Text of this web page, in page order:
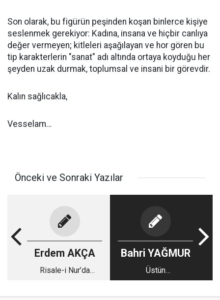
​Son olarak, bu figürün peşinden koşan binlerce kişiye
seslenmek gerekiyor: Kadına, insana ve hiçbir canlıya
değer vermeyen; kitleleri aşağılayan ve hor gören bu
tip karakterlerin "sanat" adı altında ortaya koyduğu her
şeyden uzak durmak, toplumsal ve insani bir görevdir.
Kalın sağlıcakla,
Vesselam…
Önceki ve Sonraki Yazılar
Erdem AKÇA
Risale-i Nur’da
Bahri YAĞMUR
Üstün
yetenekli/zekalı